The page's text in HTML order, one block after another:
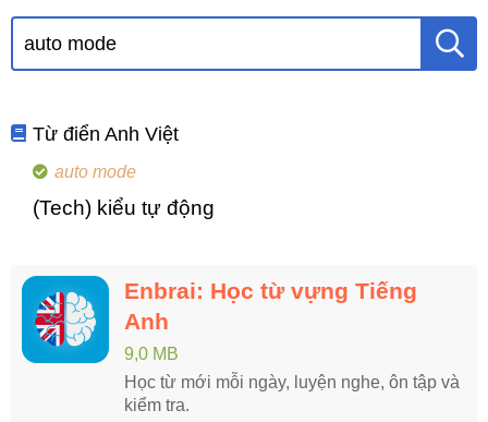
Từ điển Anh Việt
auto mode
(Tech) kiểu tự động
Enbrai: Học từ vựng Tiếng
Anh
9,0 MB
Học từ mới mỗi ngày, luyện nghe, ôn tập và
kiểm tra.